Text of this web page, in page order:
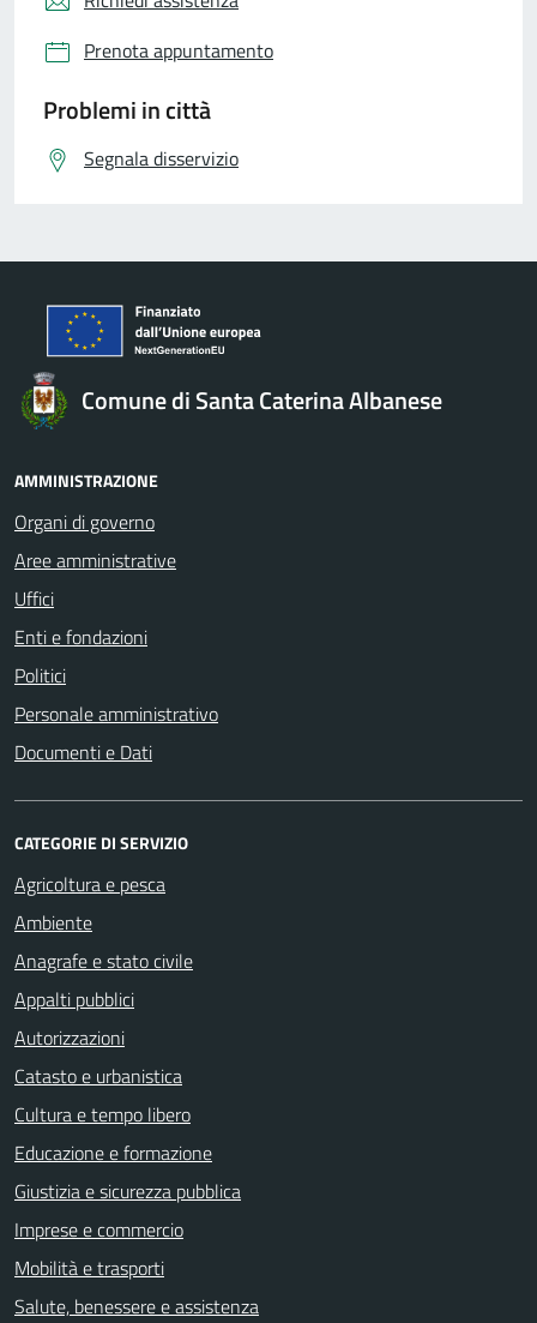
Prenota appuntamento
Problemi in città
Segnala disservizio
Comune di Santa Caterina Albanese
AMMINISTRAZIONE
Organi di governo
Aree amministrative
Uffici
Enti e fondazioni
Politici
Personale amministrativo
Documenti e Dati
CATEGORIE DI SERVIZIO
Agricoltura e pesca
Ambiente
Anagrafe e stato civile
Appalti pubblici
Autorizzazioni
Catasto e urbanistica
Cultura e tempo libero
Educazione e formazione
Giustizia e sicurezza pubblica
Imprese e commercio
Mobilità e trasporti
Salute, benessere e assistenza